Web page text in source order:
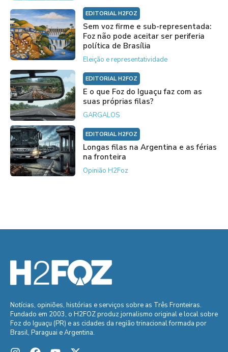
EDITORIAL H2FOZ
Sem voz firme e sub-representada:
Foz não pode aceitar ser periferia
política de Brasília
Eleição e representatividade
EDITORIAL H2FOZ
E o que Foz do Iguaçu faz com as
suas próprias filas?
GARGALOS
EDITORIAL H2FOZ
Longas filas na Argentina e as férias
na fronteira
Opinião H2Foz
Notícias, opiniões, histórias e serviços sobre as Três Fronteiras.
Fundado em 2003, o H2FOZ produz jornalismo original e local sobre
Foz do Iguaçu (PR) e as cidades da região trinacional formada por
Brasil, Paraguai e Argentina.